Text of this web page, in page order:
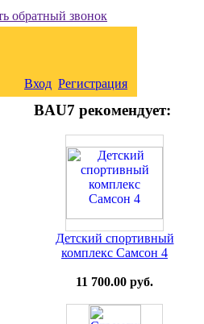
обратный звонок
Вход Регистрация
BAU7 рекомендует:
Детский спортивный
комплекс Самсон 4
11 700.00 руб.